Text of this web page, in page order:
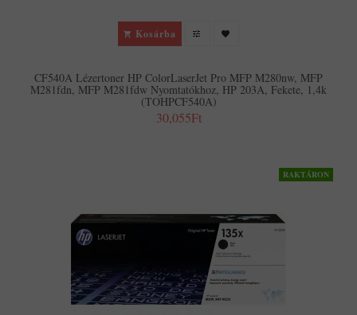
Kosárba
CF540A Lézertoner HP ColorLaserJet Pro MFP M280nw, MFP
M281fdn, MFP M281fdw Nyomtatókhoz, HP 203A, Fekete, 1,4k
(TOHPCF540A)
30,055Ft
RAKTÁRON